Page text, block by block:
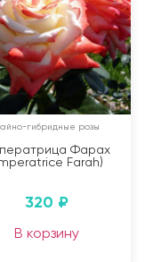
гибридные розы
Фарах
Farah)
320 ₽
В корзину